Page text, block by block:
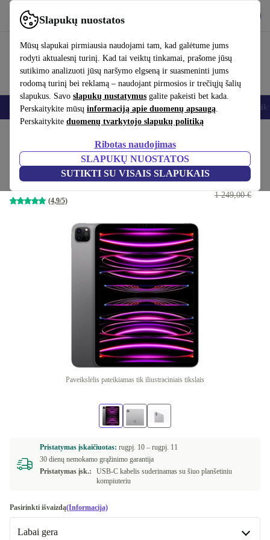
Slapukų nuostatos
Mūsų slapukai pirmiausia naudojami tam, kad galėtume jums
rodyti aktualesnį turinį. Kad tai veiktų tinkamai, prašome jūsų
sutikimo analizuoti jūsų naršymo elgseną ir suasmeninti jums
rodomą turinį bei reklamą – naudojant pirmosios ir trečiųjų šalių
slapukus. Savo slapukų nustatymus galite pakeisti bet kada.
Perskaitykite mūsų informaciją apie duomenų apsaugą.
Perskaitykite duomenų tvarkytojo slapukų politiką
Ribotas naudojimas
SLAPUKŲ NUOSTATOS
SUTIKTI SU VISAIS SLAPUKAIS
Naudok refurbed greitai ir paprastai
Išmanieji telefonai Nešiojamieji kompiuteriai Planšetės Išmanieji
iPad Pro (2022) | 11.0"
8 GB | 128 GB | 5G | Kosminė pilka
(4,9/5)
618,03 €
1 249,00 €
Paveikslėlis pateikiamas tik iliustraciniais tikslais
Pristatymas įskaičiuotas: rugpj. 10 – rugpj. 11
30 dienų nemokamo grąžinimo garantija
Pristatymas įsk.:
USB-C kabelis suderinamas su šiuo planšetiniu
kompiuteriu
Pasirinkti išvaizdą(Informacija)
Labai gera